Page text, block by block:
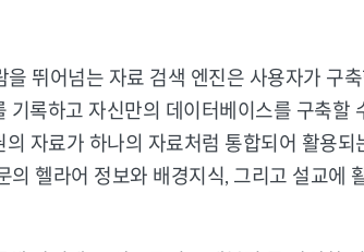
뛰어넘는 자료 검색 엔진은 사용자가 구
록하고 자신만의 데이터베이스를 구축할
자료가 하나의 자료처럼 통합되어 활용되
헬라어 정보와 배경지식, 그리고 설교에